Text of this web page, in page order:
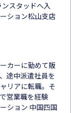
スタッドへ入
ション松山支店
カーに勤めて販
途中派遣社員を
リアに転職。そ
営業職を経験
ション 中国四国